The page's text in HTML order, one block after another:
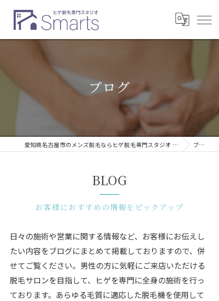
ブログ
愛知県名古屋市のメンズ脱毛ならヒゲ脱毛専門スタジオ Smarts ブログ
BLOG
お客様におすすめの情報をピックアップ
日々の施術や営業に関する情報など、お客様にお伝えし
たい内容をブログにまとめて掲載しておりますので、併
せてご覧ください。男性の方に気軽にご来店いただける
脱毛サロンを目指して、ヒゲを専門に全身の施術を行っ
ております。あらゆる毛質に適応した脱毛機を使用して